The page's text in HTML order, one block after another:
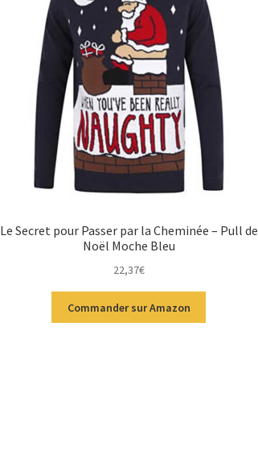
Le Secret pour Passer par la Cheminée – Pull de
Noël Moche Bleu
22,37€
Commander sur Amazon